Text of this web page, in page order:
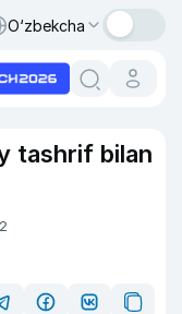
O‘zbekcha
tashrif bilan